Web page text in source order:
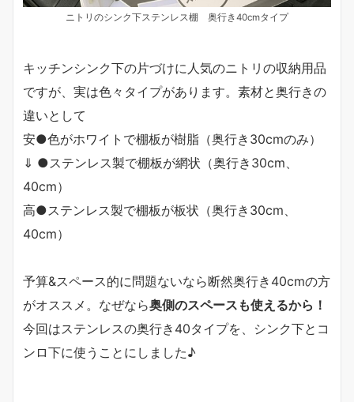
ニトリのシンク下ステンレス棚 奥行き40cmタイプ
キッチンシンク下の片づけに人気のニトリの収納用品
ですが、実は色々タイプがあります。素材と奥行きの
違いとして
安●色がホワイトで棚板が樹脂（奥行き30cmのみ）
⇓ ●ステンレス製で棚板が網状（奥行き30cm、
40cm）
高●ステンレス製で棚板が板状（奥行き30cm、
40cm）
予算&スペース的に問題ないなら断然奥行き40cmの方
がオススメ。なぜなら奥側のスペースも使えるから！
今回はステンレスの奥行き40タイプを、シンク下とコ
ンロ下に使うことにしました♪